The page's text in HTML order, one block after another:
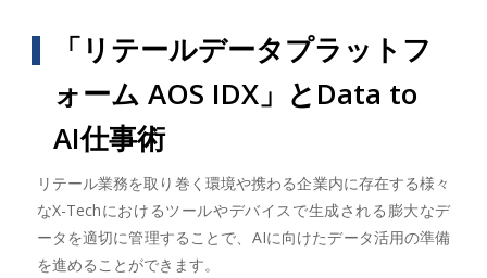
「リテールデータプラットフ
ォーム AOS IDX」とData to
AI仕事術
リテール業務を取り巻く環境や携わる企業内に存在する様々
なX-Techにおけるツールやデバイスで生成される膨大なデ
ータを適切に管理することで、AIに向けたデータ活用の準備
を進めることができます。